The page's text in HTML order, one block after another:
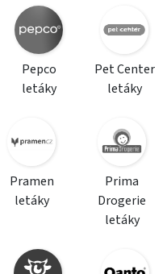
Pepco
letáky
Pet Center
letáky
Pramen
letáky
Prima
Drogerie
letáky